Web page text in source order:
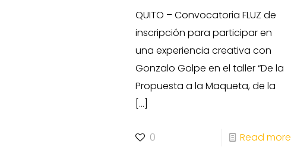
QUITO – Convocatoria FLUZ de
inscripción para participar en
una experiencia creativa con
Gonzalo Golpe en el taller “De la
Propuesta a la Maqueta, de la
[…]
0 Read more